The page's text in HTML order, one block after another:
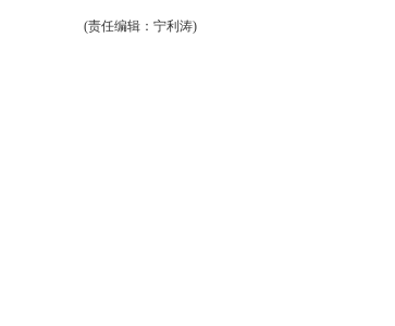
(责任编辑：宁利涛)